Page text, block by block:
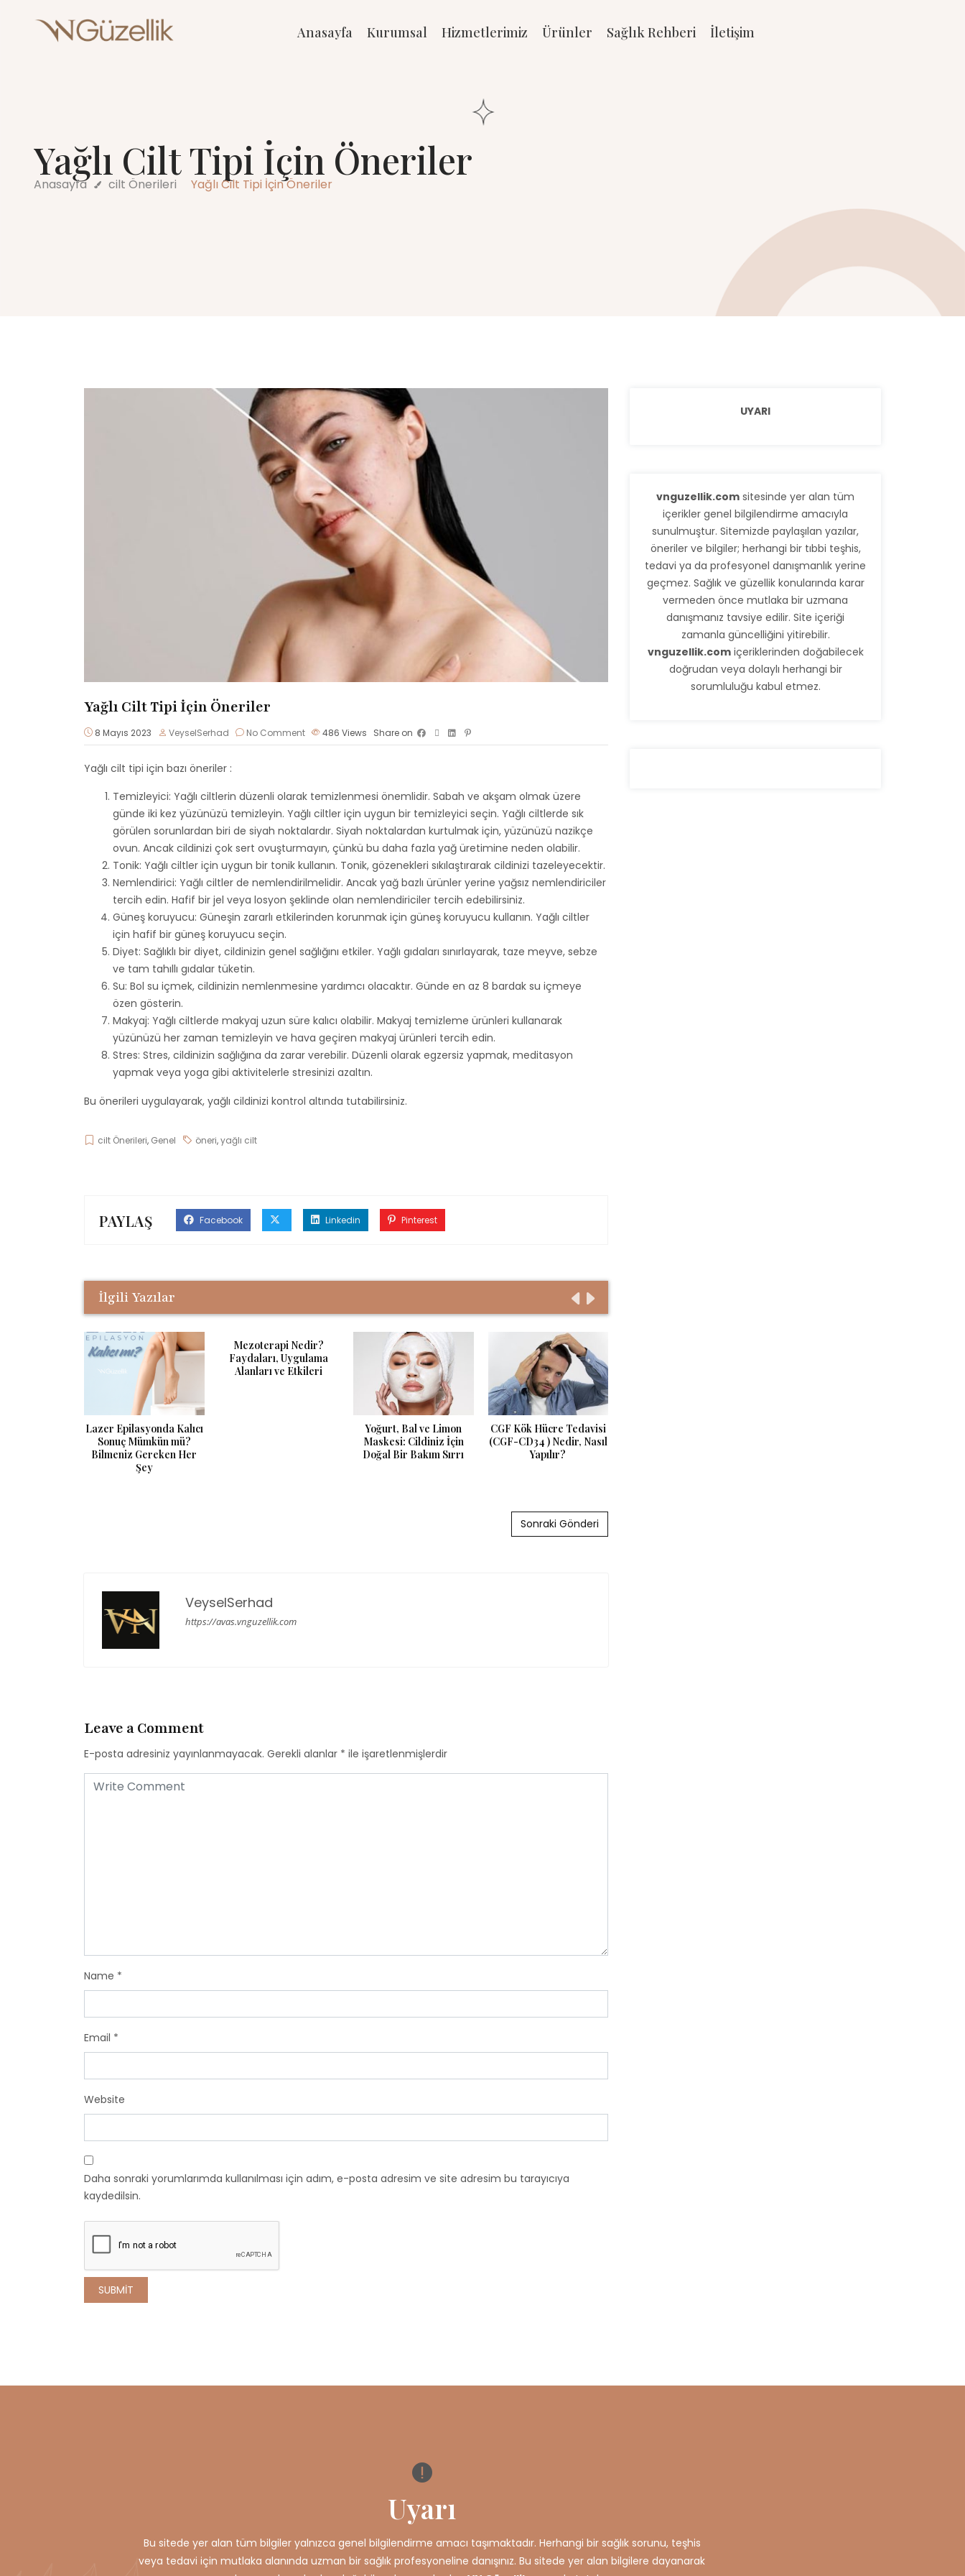
Anasayfa Kurumsal Hizmetlerimiz Ürünler Sağlık Rehberi İletişim
Yağlı Cilt Tipi İçin Öneriler
Anasayfa cilt Önerileri Yağlı Cilt Tipi İçin Öneriler
Yağlı Cilt Tipi İçin Öneriler
8 Mayıs 2023 VeyselSerhad No Comment 486 Views Share on
Yağlı cilt tipi için bazı öneriler :
Temizleyici: Yağlı ciltlerin düzenli olarak temizlenmesi önemlidir. Sabah ve akşam olmak üzere
günde iki kez yüzünüzü temizleyin. Yağlı ciltler için uygun bir temizleyici seçin. Yağlı ciltlerde sık
görülen sorunlardan biri de siyah noktalardır. Siyah noktalardan kurtulmak için, yüzünüzü nazikçe
ovun. Ancak cildinizi çok sert ovuşturmayın, çünkü bu daha fazla yağ üretimine neden olabilir.
Tonik: Yağlı ciltler için uygun bir tonik kullanın. Tonik, gözenekleri sıkılaştırarak cildinizi tazeleyecektir.
Nemlendirici: Yağlı ciltler de nemlendirilmelidir. Ancak yağ bazlı ürünler yerine yağsız nemlendiriciler
tercih edin. Hafif bir jel veya losyon şeklinde olan nemlendiriciler tercih edebilirsiniz.
Güneş koruyucu: Güneşin zararlı etkilerinden korunmak için güneş koruyucu kullanın. Yağlı ciltler
için hafif bir güneş koruyucu seçin.
Diyet: Sağlıklı bir diyet, cildinizin genel sağlığını etkiler. Yağlı gıdaları sınırlayarak, taze meyve, sebze
ve tam tahıllı gıdalar tüketin.
Su: Bol su içmek, cildinizin nemlenmesine yardımcı olacaktır. Günde en az 8 bardak su içmeye
özen gösterin.
Makyaj: Yağlı ciltlerde makyaj uzun süre kalıcı olabilir. Makyaj temizleme ürünleri kullanarak
yüzünüzü her zaman temizleyin ve hava geçiren makyaj ürünleri tercih edin.
Stres: Stres, cildinizin sağlığına da zarar verebilir. Düzenli olarak egzersiz yapmak, meditasyon
yapmak veya yoga gibi aktivitelerle stresinizi azaltın.
Bu önerileri uygulayarak, yağlı cildinizi kontrol altında tutabilirsiniz.
cilt Önerileri, Genel öneri,yağlı cilt
PAYLAŞ Facebook Linkedin Pinterest
İlgili Yazılar
Lazer Epilasyonda Kalıcı
Sonuç Mümkün mü?
Bilmeniz Gereken Her
Şey
Mezoterapi Nedir?
Faydaları, Uygulama
Alanları ve Etkileri
Yoğurt, Bal ve Limon
Maskesi: Cildiniz İçin
Doğal Bir Bakım Sırrı
CGF Kök Hücre Tedavisi
(CGF-CD34 ) Nedir, Nasıl
Yapılır?
Sonraki Gönderi
VeyselSerhad
https://avas.vnguzellik.com
Leave a Comment
E-posta adresiniz yayınlanmayacak. Gerekli alanlar * ile işaretlenmişlerdir
Name *
Email *
Website
Daha sonraki yorumlarımda kullanılması için adım, e-posta adresim ve site adresim bu tarayıcıya
kaydedilsin.
UYARI
vnguzellik.com sitesinde yer alan tüm
içerikler genel bilgilendirme amacıyla
sunulmuştur. Sitemizde paylaşılan yazılar,
öneriler ve bilgiler; herhangi bir tıbbi teşhis,
tedavi ya da profesyonel danışmanlık yerine
geçmez. Sağlık ve güzellik konularında karar
vermeden önce mutlaka bir uzmana
danışmanız tavsiye edilir. Site içeriği
zamanla güncelliğini yitirebilir.
vnguzellik.comiçeriklerinden doğabilecek
doğrudan veya dolaylı herhangi bir
sorumluluğu kabul etmez.
Uyarı
Bu sitede yer alan tüm bilgiler yalnızca genel bilgilendirme amacı taşımaktadır. Herhangi bir sağlık sorunu, teşhis
veya tedavi için mutlaka alanında uzman bir sağlık profesyoneline danışınız. Bu sitede yer alan bilgilere dayanarak